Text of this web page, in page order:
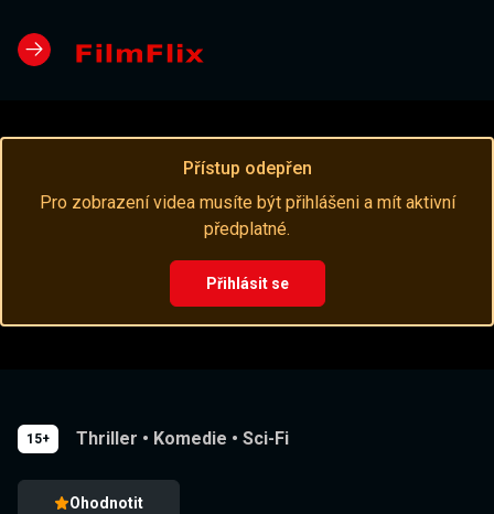
Přístup odepřen
Pro zobrazení videa musíte být přihlášeni a mít aktivní
předplatné.
Přihlásit se
15+ Thriller • Komedie • Sci-Fi
Ohodnotit